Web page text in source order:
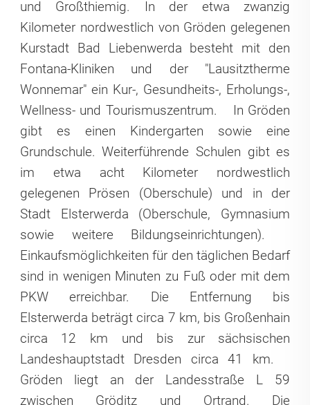
und Großthiemig. In der etwa zwanzig
Kilometer nordwestlich von Gröden gelegenen
Kurstadt Bad Liebenwerda besteht mit den
Fontana-Kliniken und der "Lausitztherme
Wonnemar" ein Kur-, Gesundheits-, Erholungs-,
Wellness- und Tourismuszentrum.
In Gröden
gibt es einen Kindergarten sowie eine
Grundschule. Weiterführende Schulen gibt es
im etwa acht Kilometer nordwestlich
gelegenen Prösen (Oberschule) und in der
Stadt Elsterwerda (Oberschule, Gymnasium
sowie weitere Bildungseinrichtungen).
Einkaufsmöglichkeiten für den täglichen Bedarf
sind in wenigen Minuten zu Fuß oder mit dem
PKW erreichbar. Die Entfernung bis
Elsterwerda beträgt circa 7 km, bis Großenhain
circa 12 km und bis zur sächsischen
Landeshauptstadt Dresden circa 41 km.
Gröden liegt an der Landesstraße L 59
zwischen Gröditz und Ortrand. Die